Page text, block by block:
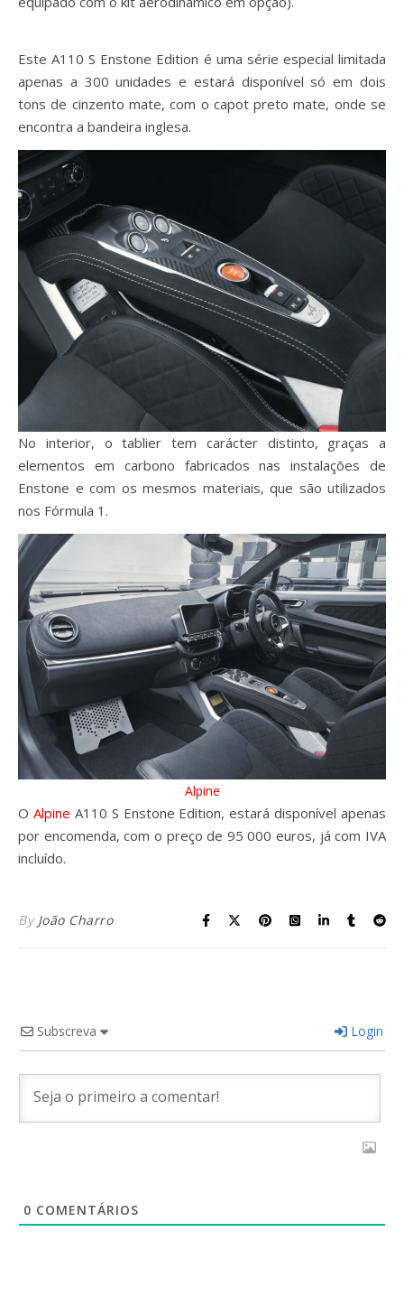
Este A110 S Enstone Edition é uma série especial limitada
apenas a 300 unidades e estará disponível só em dois
tons de cinzento mate, com o capot preto mate, onde se
encontra a bandeira inglesa.
No interior, o tablier tem carácter distinto, graças a
elementos em carbono fabricados nas instalações de
Enstone e com os mesmos materiais, que são utilizados
nos Fórmula 1.
Alpine
O Alpine A110 S Enstone Edition, estará disponível apenas
por encomenda, com o preço de 95 000 euros, já com IVA
incluído.
By João Charro
Subscreva Login
0 COMENTÁRIOS